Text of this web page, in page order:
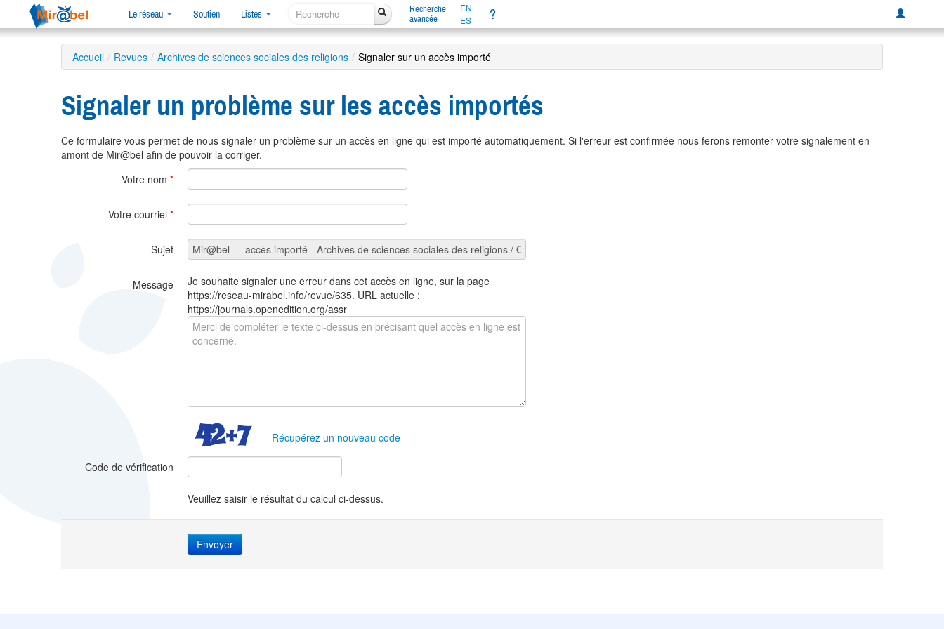
Le réseau Soutien Listes
Recherche
avancée
EN
ES
?
Accueil / Revues / Archives de sciences sociales des religions / Signaler sur un accès importé
Signaler un problème sur les accès importés
Ce formulaire vous permet de nous signaler un problème sur un accès en ligne qui est importé automatiquement. Si l'erreur est confirmée nous ferons remonter votre signalement en
amont de Mir@bel afin de pouvoir la corriger.
Votre nom *
Votre courriel *
Sujet
Message
Je souhaite signaler une erreur dans cet accès en ligne, sur la page
https://reseau-mirabel.info/revue/635. URL actuelle :
https://journals.openedition.org/assr
Récupérez un nouveau code
Code de vérification
Veuillez saisir le résultat du calcul ci-dessus.
Envoyer